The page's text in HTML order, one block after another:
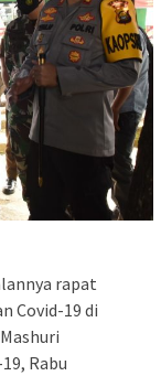
rapat
Covid-19 di
Rabu